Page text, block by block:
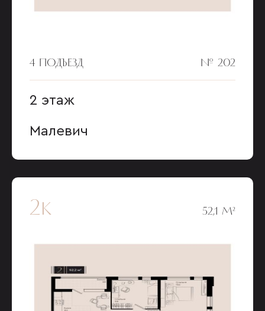
4 ПОДЪЕЗД № 202
2 этаж
Малевич
2к 52,1 М²